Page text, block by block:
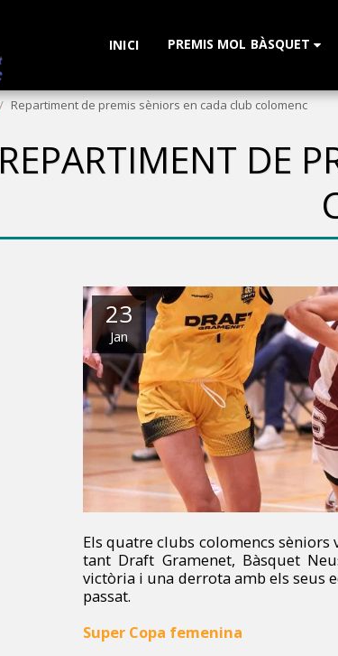
INICI PREMIS MOL BÀSQUET
Repartiment de premis sèniors en cada club colomenc
REPARTIMENT DE
23
Jan
Els quatre clubs colomencs
tant Draft Gramenet, Bàsquet
victòria i una derrota amb els seus
passat.
Super Copa femenina